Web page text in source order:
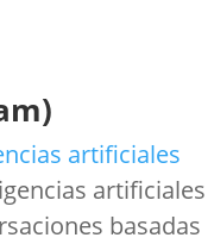
artificiales
artificiales
basadas